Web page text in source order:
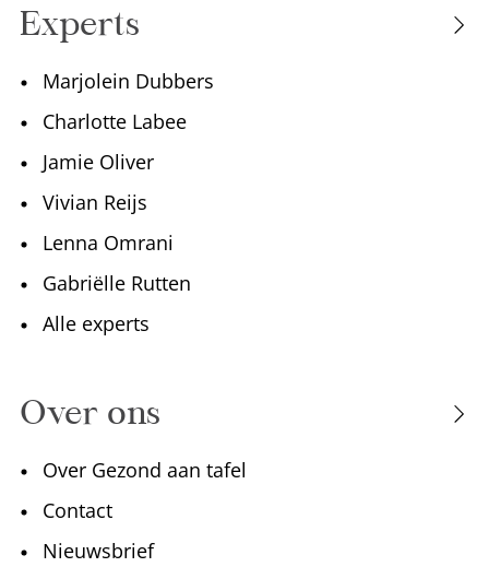
Experts
Marjolein Dubbers
Charlotte Labee
Jamie Oliver
Vivian Reijs
Lenna Omrani
Gabriëlle Rutten
Alle experts
Over ons
Over Gezond aan tafel
Contact
Nieuwsbrief